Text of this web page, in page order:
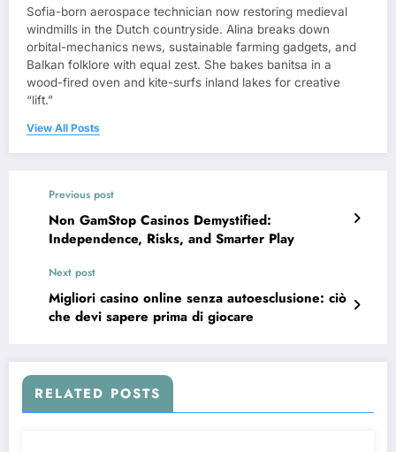
Sofia-born aerospace technician now restoring medieval
windmills in the Dutch countryside. Alina breaks down
orbital-mechanics news, sustainable farming gadgets, and
Balkan folklore with equal zest. She bakes banitsa in a
wood-fired oven and kite-surfs inland lakes for creative
“lift.”
View All Posts
Previous post
Non GamStop Casinos Demystified:
Independence, Risks, and Smarter Play
Next post
Migliori casino online senza autoesclusione: ciò
che devi sapere prima di giocare
RELATED POSTS